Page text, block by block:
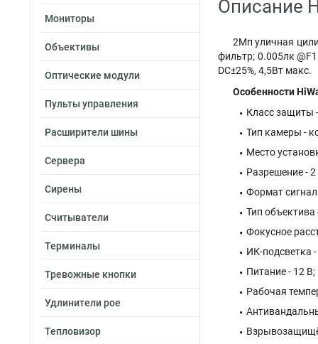
Мониторы
Объективы
Оптические модули
Пульты управления
Расширители шины
Сервера
Сирены
Считыватели
Терминалы
Тревожные кнопки
Удлинители poe
Тепловизор
Описание
2Мп уличная
фильтр; 0.005лк
DC±25%, 4,5Вт макс.
Особенности
Класс защиты
Тип камеры -
Место
Разрешение - 2
Формат
Тип
Фокусное
ИК-подсветка
Питание - 12 В;
Рабочая